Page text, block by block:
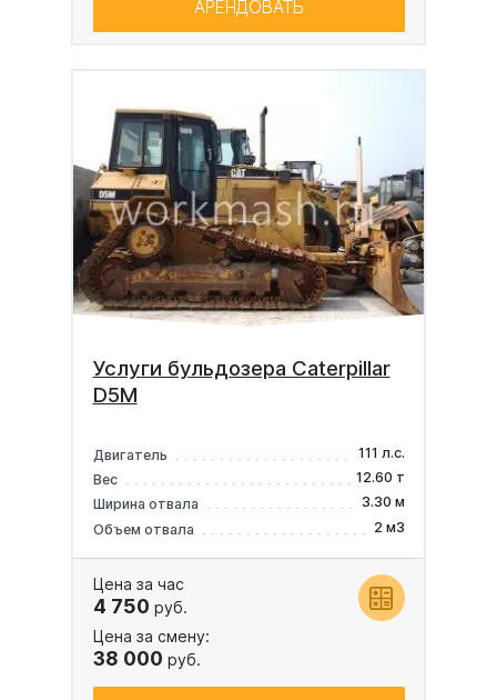
АРЕНДОВАТЬ
Услуги бульдозера Caterpillar
D5M
Двигатель
111 л.с.
Вес
12.60 т
Ширина отвала
3.30 м
Объем отвала
2 м3
Цена за час
4 750 руб.
Цена за смену:
38 000 руб.